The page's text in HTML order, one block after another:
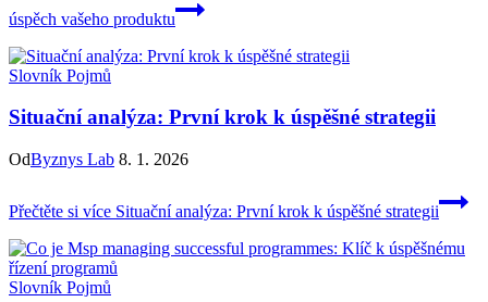
úspěch vašeho produktu
Slovník Pojmů
Situační analýza: První krok k úspěšné strategii
OdByznys Lab 8. 1. 2026
Přečtěte si více Situační analýza: První krok k úspěšné strategii
Slovník Pojmů